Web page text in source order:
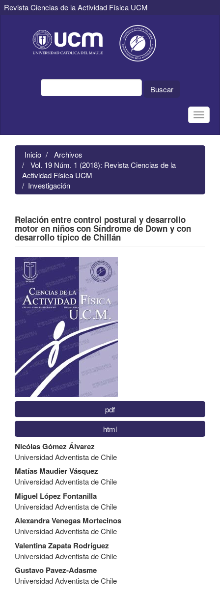
Revista Ciencias de la Actividad Física UCM
principal
Contenido
principal
Buscar
Toggle
Inicio
Archivos
Vol. 19 Núm. 1 (2018): Revista Ciencias de la
Actividad Física UCM
Investigación
Relación entre control postural y desarrollo
motor en niños con Síndrome de Down y con
desarrollo típico de Chillán
Barra
lateral
del
artículo
pdf
html
Contenido
principal
del
artículo
Nicólas Gómez Álvarez
Universidad Adventista de Chile
Matías Maudier Vásquez
Universidad Adventista de Chile
Miguel López Fontanilla
Universidad Adventista de Chile
Alexandra Venegas Mortecinos
Universidad Adventista de Chile
Valentina Zapata Rodríguez
Universidad Adventista de Chile
Gustavo Pavez-Adasme
Universidad Adventista de Chile